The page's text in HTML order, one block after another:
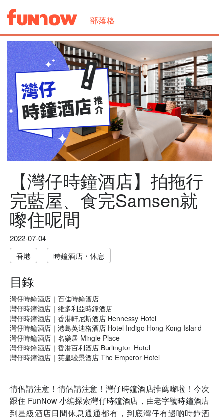
部落格
【灣仔時鐘酒店】拍拖行
完藍屋、食完Samsen就
嚟住呢間
2022-07-04
香港
時鐘酒店・休息
目錄
灣仔時鐘酒店｜百佳時鐘酒店
灣仔時鐘酒店｜維多利亞時鐘酒店
灣仔時鐘酒店｜香港軒尼斯酒店 Hennessy Hotel
灣仔時鐘酒店｜港島英迪格酒店 Hotel Indigo Hong Kong Island
灣仔時鐘酒店｜名樂居 Mingle Place
灣仔時鐘酒店｜香港百利酒店 Burlington Hotel
灣仔時鐘酒店｜英皇駿景酒店 The Emperor Hotel
情侶請注意！情侶請注意！灣仔時鐘酒店推薦嚟啦！今次
跟住 FunNow 小編探索灣仔時鐘酒店，由老字號時鐘酒店
到星級酒店日間休息通通都有，到底灣仔有邊啲時鐘酒